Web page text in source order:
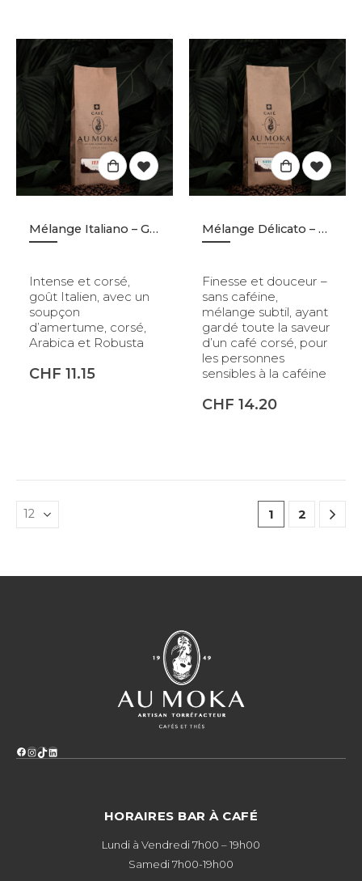
Mélange Italiano – Grains – 500gr
Intense et corsé,
goût Italien, avec un
soupçon
d’amertume, corsé,
Arabica et Robusta
CHF 11.15
Mélange Délicato – Sans Caféine – Grains – 500gr
Finesse et douceur –
sans caféine,
mélange subtil, ayant
gardé toute la saveur
d’un café corsé, pour
les personnes
sensibles à la caféine
CHF 14.20
1 2
Facebook
Instagram
TikTok
LinkedIn
HORAIRES BAR À CAFÉ
Lundi à Vendredi 7h00 – 19h00
Samedi 7h00-19h00